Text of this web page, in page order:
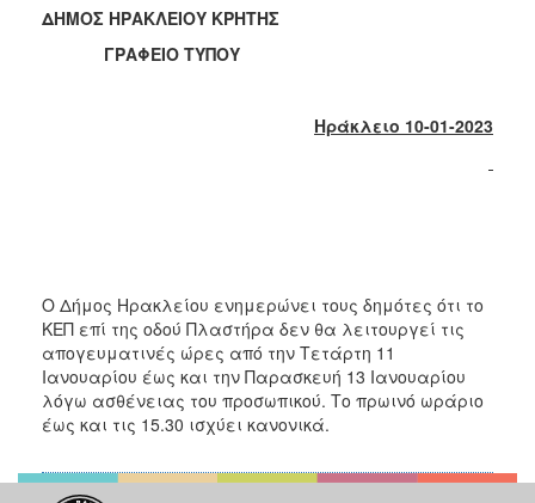
2020
2019
2011
2010
2006
Ο
ΔΗΜΟΣ ΗΡΑΚΛΕΙΟΥ ΚΡΗΤΗΣ
ΓΡΑΦΕΙΟ ΤΥΠΟΥ
Ηράκλειο 10-01-2023
Ο Δήμος Ηρακλείου ενημερώνει τους δημότες ότι το
ΚΕΠ επί της οδού Πλαστήρα δεν θα λειτουργεί τις
απογευματινές ώρες από την Τετάρτη 11
Ιανουαρίου έως και την Παρασκευή 13 Ιανουαρίου
λόγω ασθένειας του προσωπικού. Το πρωινό ωράριο
έως και τις 15.30 ισχύει κανονικά.